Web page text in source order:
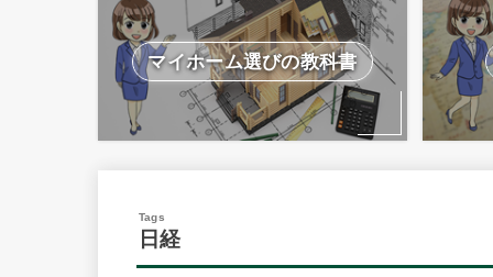
マイホーム選びの教科書
日経